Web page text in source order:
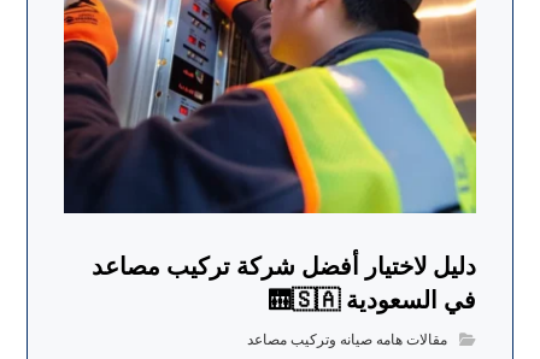
دليل لاختيار أفضل شركة تركيب مصاعد
في السعودية 🛗🇸🇦
مقالات هامه صيانه وتركيب مصاعد